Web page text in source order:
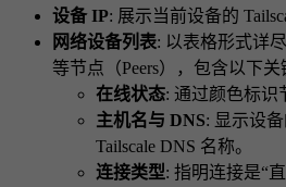
设备 IP: 展示当前设备的
网络设备列表: 以表格形式详
等节点（Peers），包含以下关
在线状态: 通过颜色标识
主机名与 DNS: 显示设
Tailscale DNS 名称。
连接类型: 指明连接是“